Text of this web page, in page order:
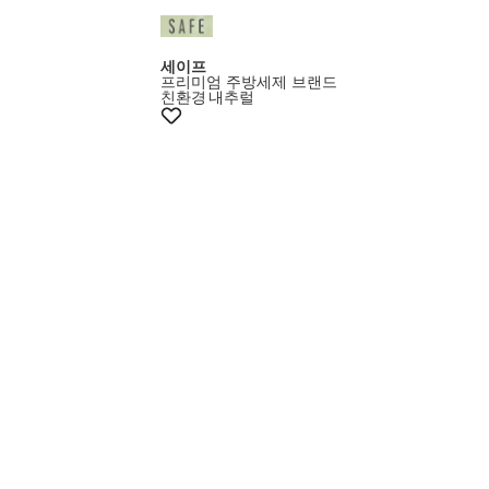
멤버스15%쿠폰
세이프
프리미엄 주방세제 브랜드
친환경 내추럴